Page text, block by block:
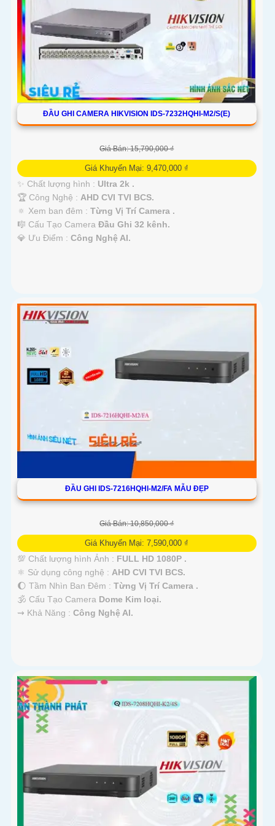
Kết luận
Camera Hikvision không chỉ mang đến sự an toàn và bảo vệ cho ngôi
nhà hoặc doanh nghiệp của bạn, mà còn là lựa chọn thông minh với
giá cả phải chăng và hình ảnh chất lượng sắc nét. Hãy đầu tư vào an
ninh và yên tâm hơn với Camera Hikvision!
Hy vọng rằng bài viết giới thiệu trên sẽ giúp bạn thu hút được khách
hàng quan tâm đến sản phẩm Camera Hikvision giá rẻ và chất lượng.
ĐẦU GHI CAMERA HIKVISION IDS-7232HQHI-M2/S(E)
Giá Bán: 15,790,000 ₫
Giá Khuyến Mại: 9,470,000 ₫
✨ Chất lượng hình : Ultra 2k .
🏆 Công Nghệ : AHD CVI TVI BCS.
🔅 Xem ban đêm : Từng Vị Trí Camera .
🎼️ Cấu Tạo Camera Đầu Ghi 32 kênh.
️💎 Ưu Điểm : Công Nghệ AI.
ĐẦU GHI IDS-7216HQHI-M2/FA MẪU ĐẸP
Giá Bán: 10,850,000 ₫
Giá Khuyến Mại: 7,590,000 ₫
💯 Chất lượng hình Ảnh : FULL HD 1080P .
⚛️ Sử dụng công nghệ : AHD CVI TVI BCS.
🌔 Tầm Nhìn Ban Đêm : Từng Vị Trí Camera .
🕉️ Cấu Tạo Camera Dome Kim loại.
️⇝ Khả Năng : Công Nghệ AI.